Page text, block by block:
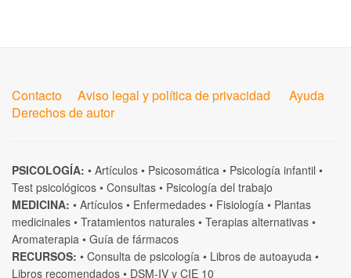
Contacto Aviso legal y política de privacidad
Ayuda
Derechos de autor
PSICOLOGÍA: • Artículos • Psicosomática • Psicología infantil •
Test psicológicos • Consultas • Psicología del trabajo
MEDICINA: • Artículos • Enfermedades • Fisiología • Plantas
medicinales • Tratamientos naturales • Terapias alternativas •
Aromaterapia • Guía de fármacos
RECURSOS: • Consulta de psicología • Libros de autoayuda •
Libros recomendados • DSM-IV y CIE 10